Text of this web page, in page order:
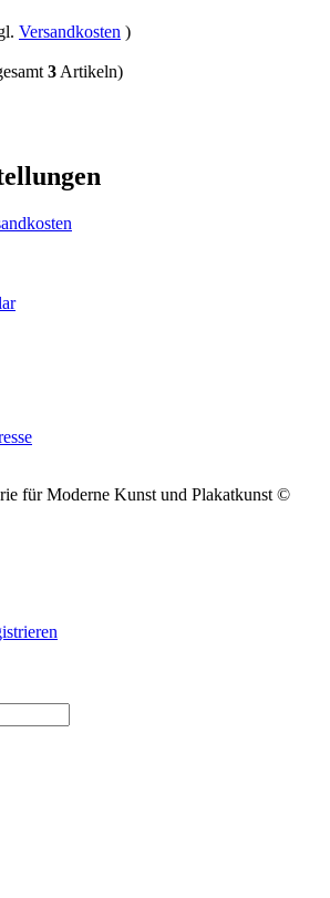
Versandkosten )
3 Artikeln)
für Moderne Kunst und Plakatkunst ©